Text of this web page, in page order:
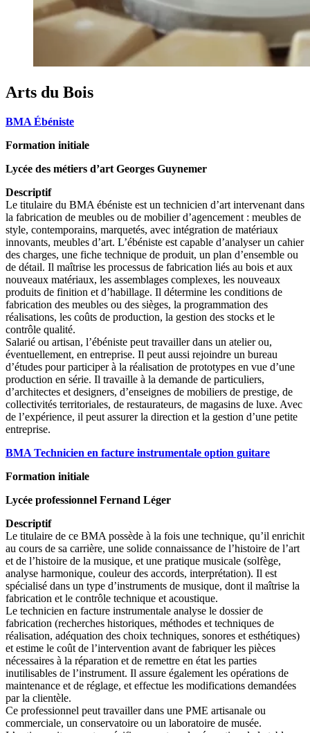
Arts du Bois
BMA Ébéniste
Formation initiale
Lycée des métiers d’art Georges Guynemer
Descriptif
Le titulaire du BMA ébéniste est un technicien d’art intervenant dans
la fabrication de meubles ou de mobilier d’agencement : meubles de
style, contemporains, marquetés, avec intégration de matériaux
innovants, meubles d’art. L’ébéniste est capable d’analyser un cahier
des charges, une fiche technique de produit, un plan d’ensemble ou
de détail. Il maîtrise les processus de fabrication liés au bois et aux
nouveaux matériaux, les assemblages complexes, les nouveaux
produits de finition et d’habillage. Il détermine les conditions de
fabrication des meubles ou des sièges, la programmation des
réalisations, les coûts de production, la gestion des stocks et le
contrôle qualité.
Salarié ou artisan, l’ébéniste peut travailler dans un atelier ou,
éventuellement, en entreprise. Il peut aussi rejoindre un bureau
d’études pour participer à la réalisation de prototypes en vue d’une
production en série. Il travaille à la demande de particuliers,
d’architectes et designers, d’enseignes de mobiliers de prestige, de
collectivités territoriales, de restaurateurs, de magasins de luxe. Avec
de l’expérience, il peut assurer la direction et la gestion d’une petite
entreprise.
BMA Technicien en facture instrumentale option guitare
Formation initiale
Lycée professionnel Fernand Léger
Descriptif
Le titulaire de ce BMA possède à la fois une technique, qu’il enrichit
au cours de sa carrière, une solide connaissance de l’histoire de l’art
et de l’histoire de la musique, et une pratique musicale (solfège,
analyse harmonique, couleur des accords, interprétation). Il est
spécialisé dans un type d’instruments de musique, dont il maîtrise la
fabrication et le contrôle technique et acoustique.
Le technicien en facture instrumentale analyse le dossier de
fabrication (recherches historiques, méthodes et techniques de
réalisation, adéquation des choix techniques, sonores et esthétiques)
et estime le coût de l’intervention avant de fabriquer les pièces
nécessaires à la réparation et de remettre en état les parties
inutilisables de l’instrument. Il assure également les opérations de
maintenance et de réglage, et effectue les modifications demandées
par la clientèle.
Ce professionnel peut travailler dans une PME artisanale ou
commerciale, un conservatoire ou un laboratoire de musée.